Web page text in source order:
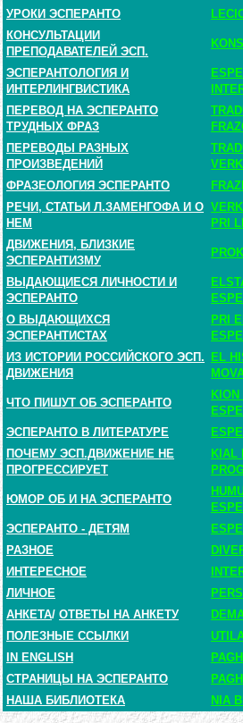
УРОКИ ЭСПЕРАНТО
КОНСУЛЬТАЦИИ
ПРЕПОДАВАТЕЛЕЙ ЭСП.
ЭСПЕРАНТОЛОГИЯ И
ИНТЕРЛИНГВИСТИКА
ПЕРЕВОД НА ЭСПЕРАНТО
ТРУДНЫХ ФРАЗ
ПЕРЕВОДЫ РАЗНЫХ
ПРОИЗВЕДЕНИЙ
ФРАЗЕОЛОГИЯ ЭСПЕРАНТО
РЕЧИ, СТАТЬИ Л.ЗАМЕНГОФА И О
НЕМ
PRI LI
ДВИЖЕНИЯ, БЛИЗКИЕ
ЭСПЕРАНТИЗМУ
ВЫДАЮЩИЕСЯ ЛИЧНОСТИ И
ЭСПЕРАНТО
О ВЫДАЮЩИХСЯ
ЭСПЕРАНТИСТАХ
PRI
ИЗ ИСТОРИИ РОССИЙСКОГО ЭСП.
ДВИЖЕНИЯ
EL
ЧТО ПИШУТ ОБ ЭСПЕРАНТО
KION
ЭСПЕРАНТО В ЛИТЕРАТУРЕ
ПОЧЕМУ ЭСП.ДВИЖЕНИЕ НЕ
ПРОГРЕССИРУЕТ
KIAL
ЮМОР ОБ И НА ЭСПЕРАНТО
ЭСПЕРАНТО - ДЕТЯМ
РАЗНОЕ
ИНТЕРЕСНОЕ
ЛИЧНОЕ
АНКЕТА/ ОТВЕТЫ НА АНКЕТУ
ПОЛЕЗНЫЕ ССЫЛКИ
IN ENGLISH
СТРАНИЦЫ НА ЭСПЕРАНТО
НАША БИБЛИОТЕКА
NIA